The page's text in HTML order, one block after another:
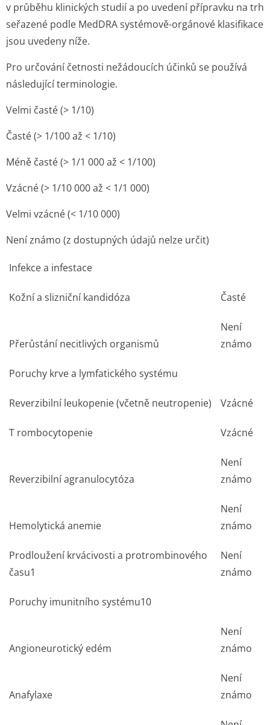
v průběhu klinických studií a po uvedení přípravku na trh
seřazené podle MedDRA systémově-orgánové klasifikace
jsou uvedeny níže.
Pro určování četnosti nežádoucích účinků se používá
následující terminologie.
Velmi časté (> 1/10)
Časté (> 1/100 až < 1/10)
Méně časté (> 1/1 000 až < 1/100)
Vzácné (> 1/10 000 až < 1/1 000)
Velmi vzácné (< 1/10 000)
Není známo (z dostupných údajů nelze určit)
Infekce a infestace
Kožní a slizniční kandidóza Časté
Přerůstání necitlivých organismů
Není
známo
Poruchy krve a lymfatického systému
Reverzibilní leukopenie (včetně neutropenie) Vzácné
T rombocytopenie Vzácné
Reverzibilní agranulocytóza
Není
známo
Hemolytická anemie
Není
známo
Prodloužení krvácivosti a protrombinového
času1
Není
známo
Poruchy imunitního systému10
Angioneurotický edém
Není
známo
Anafylaxe
Není
známo